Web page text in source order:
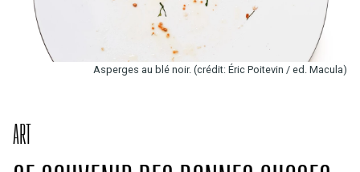
Asperges au blé noir. (crédit: Éric Poitevin / ed. Macula)
ART